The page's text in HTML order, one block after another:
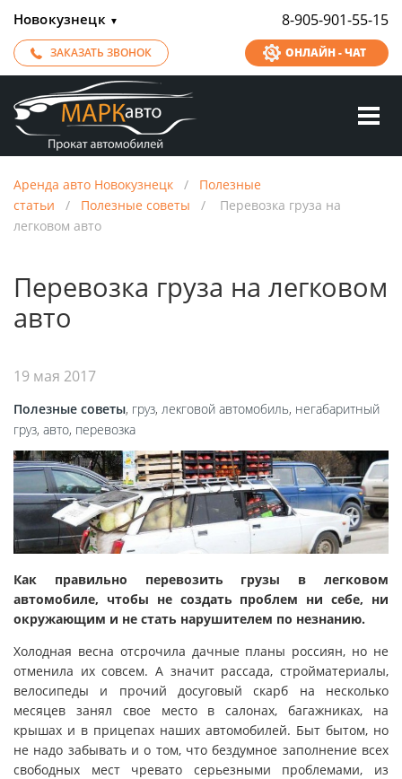
Новокузнецк ▼ 8-905-901-55-15
ЗАКАЗАТЬ ЗВОНОК ОНЛАЙН - ЧАТ
Аренда авто Новокузнецк / Полезные
статьи / Полезные советы /
Перевозка груза на
легковом авто
Перевозка груза на легковом
авто
19 мая 2017
Полезные советы, груз, лекговой автомобиль, негабаритный
груз, авто, перевозка
Как правильно перевозить грузы в легковом
автомобиле, чтобы не создать проблем ни себе, ни
окружающим и не стать нарушителем по незнанию.
Холодная весна отсрочила дачные планы россиян, но не
отменила их совсем. А значит рассада, стройматериалы,
велосипеды и прочий досуговый скарб на несколько
месяцев занял свое место в салонах, багажниках, на
крышах и в прицепах наших автомобилей. Быт бытом, но
не надо забывать и о том, что бездумное заполнение всех
свободных мест чревато серьезными проблемами, из